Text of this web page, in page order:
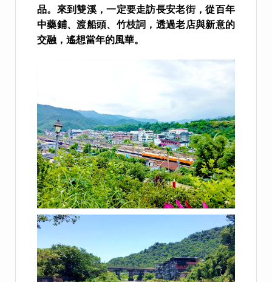
品。來到雙溪，一定要走訪長安老街，從百年
中藥鋪、渡船頭、竹枝詞，透過老店與新意的
交融，遙想當年的風華。